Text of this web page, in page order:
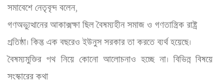
সমাবেশে নেতৃবৃন্দ বলেন,
গণঅভ্যুত্থানের আকাক্সক্ষা ছিল বৈষম্যহীন সমাজ ও গণতান্ত্রিক রাষ্ট্র
প্রতিষ্ঠা। কিন্তু এক বছরেও ইউনুস সরকার তা করতে ব্যর্থ হয়েছে।
বৈষম্যমুক্তির পথ নিয়ে কোনো আলোচনাও হচ্ছে না। বিভিন্ন বিষয়ে
সংস্কারের কথা